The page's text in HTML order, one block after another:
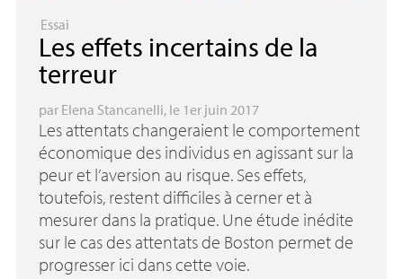
Essai
Les effets incertains de la
terreur
par Elena Stancanelli, le 1er juin 2017
Les attentats changeraient le comportement
économique des individus en agissant sur la
peur et l’aversion au risque. Ses effets,
toutefois, restent difficiles à cerner et à
mesurer dans la pratique. Une étude inédite
sur le cas des attentats de Boston permet de
progresser ici dans cette voie.